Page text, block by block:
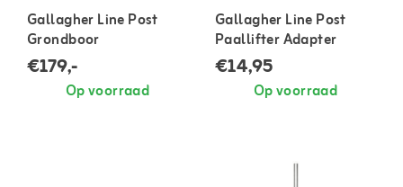
Gallagher Line Post
Grondboor
€179,-
Op voorraad
Gallagher Line Post
Paallifter Adapter
€14,95
Op voorraad